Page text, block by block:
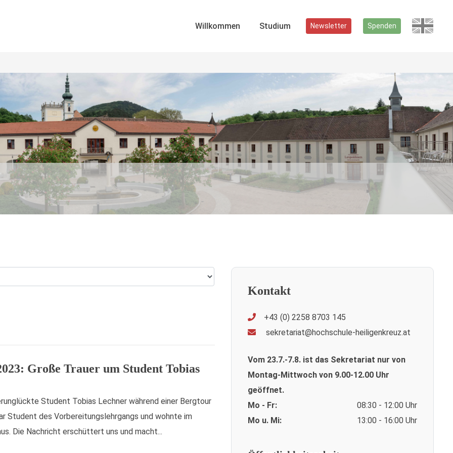
Willkommen Studium Newsletter Spenden
Große Trauer um Student Tobias
Student Tobias Lechner während einer Bergtour
Student des Vorbereitungslehrgangs und wohnte im
Die Nachricht erschüttert uns und macht...
Kontakt
+43 (0) 2258 8703 145
sekretariat@hochschule-heiligenkreuz.at
Vom 23.7.-7.8. ist das Sekretariat nur von
Montag-Mittwoch von 9.00-12.00 Uhr
geöffnet.
Mo - Fr:
08:30 - 12:00 Uhr
Mo u. Mi:
13:00 - 16:00 Uhr